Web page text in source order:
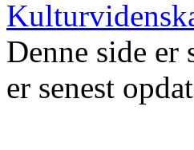
Denne side er
er senest